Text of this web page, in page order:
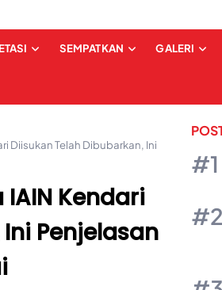
SEMPATKAN GALERI
Diisukan Telah Dibubarkan, Ini
Kendari
Penjelasan